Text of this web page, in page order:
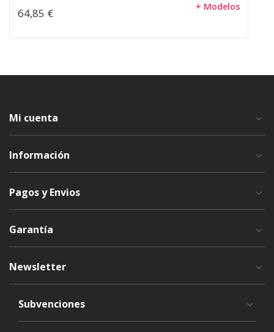
64,85 € + Modelos
Mi cuenta
Información
Pagos y Envios
Garantía
Newsletter
Subvenciones